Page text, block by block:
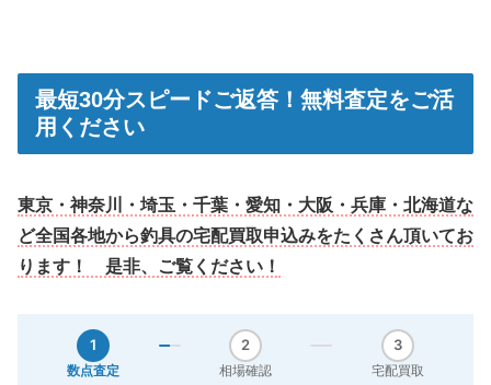
最短30分スピードご返答！無料査定をご活
用ください
東京・神奈川・埼玉・千葉・愛知・大阪・兵庫・北海道な
ど全国各地から釣具の宅配買取申込みをたくさん頂いてお
ります！ 是非、ご覧ください！
1
数点査定
2
相場確認
3
宅配買取